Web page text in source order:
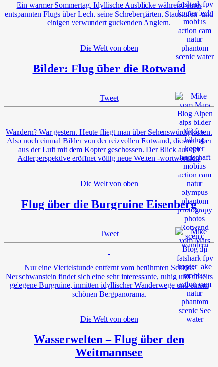
Ein warmer Sommertag. Idyllische Ausblicke während eines
entspannten Flugs über Lech, seine Schrebergärten, Staustufen -und
einigen verwundert guckenden Anglern.
Die Welt von oben
Bilder: Flug über die Rotwand
Tweet
Wandern? War gestern. Heute fliegt man über Sehenswürdigkeiten.
Also noch einmal Bilder von der reizvollen Rotwand, diesmal aber
aus der Luft mit dem Kopter geschossen. Der Blick aus der
Adlerperspektive eröffnet völlig neue Weiten -wortwörtlich.
Die Welt von oben
Flug über die Burgruine Eisenberg
Tweet
Nur eine Viertelstunde entfernt vom berühmten Schloss
Neuschwanstein findet sich eine sehr interessante, ruhig und abseits
gelegene Burgruine, inmitten idyllischer Wanderwege und einem
schönen Bergpanorama.
Die Welt von oben
Wasserwelten – Flug über den
Weitmannsee